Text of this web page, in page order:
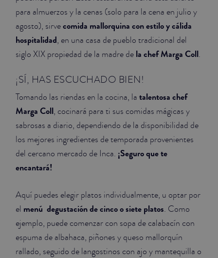
para almuerzos y la cenas (solo para la cena en julio y
agosto), sirvecomida mallorquina con estilo y cálida
hospitalidad, en una casa de pueblo tradicional del
siglo XIX propiedad de la madre de la chef Marga Coll.
¡SÍ, HAS ESCUCHADO BIEN!
Tomando las riendas en la cocina, la talentosa chef
Marga Coll, cocinará para ti sus comidas mágicas y
sabrosas a diario, dependiendo de la disponibilidad de
los mejores ingredientes de temporada provenientes
del cercano mercado de Inca. ¡Seguro que te
encantará!
Aquí puedes elegir platos individualmente, u optar por
el menú degustación de cinco o siete platos. Como
ejemplo, puede comenzar con sopa de calabacín con
espuma de albahaca, piñones y queso mallorquín
rallado, seguido de langostinos con ajo y mantequilla o